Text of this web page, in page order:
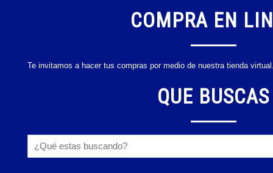
COMPRA EN
Te invitamos a hacer tus compras por medio de nuestra tienda
QUE BUSCAS